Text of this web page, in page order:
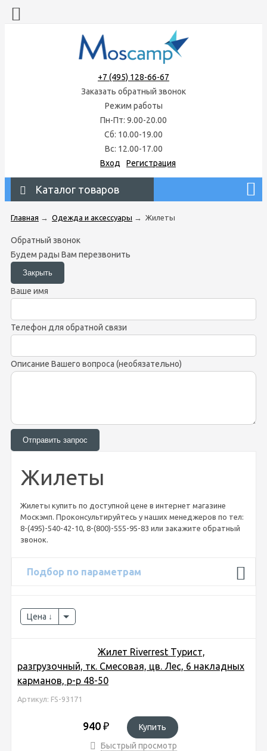
+7 (495) 128-66-67
Заказать обратный звонок
Режим работы
Пн-Пт: 9.00-20.00
Сб: 10.00-19.00
Вс: 12.00-17.00
Вход
Регистрация
Каталог товаров
Главная → Одежда и аксессуары → Жилеты
Обратный звонок
Будем рады Вам перезвонить
Ваше имя
Телефон для обратной связи
Описание Вашего вопроса (необязательно)
Жилеты
Жилеты купить по доступной цене в интернет магазине
Москэмп. Проконсультируйтесь у наших менеджеров по тел:
8-(495)-540-42-10, 8-(800)-555-95-83 или закажите обратный
звонок.
Подбор по параметрам
Цена
Жилет Riverrest Турист,
разгрузочный, тк. Смесовая, цв. Лес, 6 накладных
карманов, р-р 48-50
Артикул: FS-93171
940 ₽
Купить
Быстрый просмотр